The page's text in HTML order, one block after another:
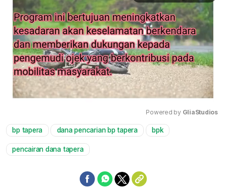
Powered by GliaStudios
bp tapera dana pencarian bp tapera bpk
pencairan dana tapera